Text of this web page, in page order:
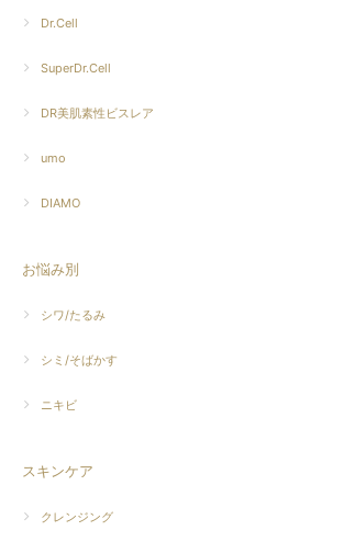
Dr.Cell
SuperDr.Cell
DR美肌素性ビスレア
umo
DIAMO
お悩み別
シワ/たるみ
シミ/そばかす
ニキビ
スキンケア
クレンジング